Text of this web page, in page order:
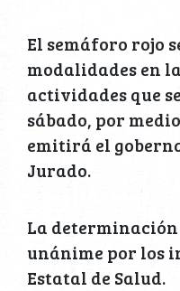
El semáforo rojo
modalidades en
actividades que
sábado, por
emitirá el
Jurado.
La
unánime por los
Estatal de Salud.